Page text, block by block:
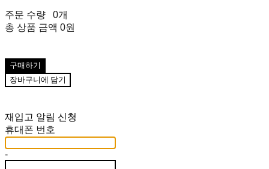
주문 수량
0개
총 상품 금액 0원
구매하기
장바구니에 담기
재입고 알림 신청
휴대폰 번호
-